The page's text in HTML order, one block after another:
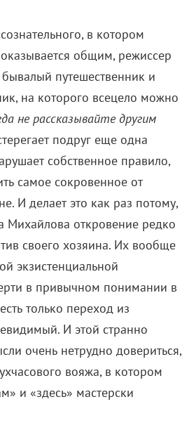
в котором
общим, режиссер
путешественник и
на которого всецело можно
не рассказывайте другим
подруг еще одна
собственное правило,
самое сокровенное от
И делает это как раз потому,
Михайлова откровение редко
своего хозяина. Их вообще
экзистенциальной
в привычном понимании в
только переход из
И этой странно
очень нетрудно довериться,
вояжа, в котором
и «здесь» мастерски